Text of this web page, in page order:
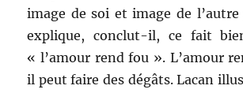
image de soi et image de l’autre
explique, conclut-il, ce fait
« l’amour rend fou ». L’amour
il peut faire des dégâts. Lacan